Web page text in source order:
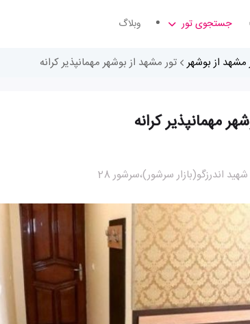
جستجوی تور وبلاگ
مشهد از بوشهر تور مشهد از بوشهر مهمانپذیر کرانه
مهمانپذیر کرانه
اندرزگو(بازار سرشور)،سرشور 28